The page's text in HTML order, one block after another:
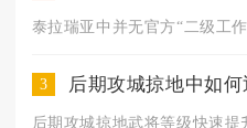
3 后期攻城掠地中如